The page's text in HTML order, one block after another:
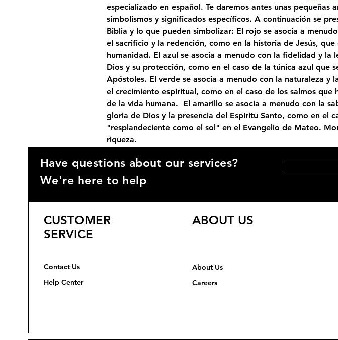
especializado en español. Te daremos antes unas
simbolismos y significados específicos. A continuación se
Biblia y lo que pueden simbolizar: El rojo se asocia a
el sacrificio y la redención, como en la historia de Jesús,
humanidad. El azul se asocia a menudo con la fidelidad y
Dios y su protección, como en el caso de la túnica azul que
Apóstoles. El verde se asocia a menudo con la naturaleza y
el crecimiento espiritual, como en el caso de los salmos
de la vida humana.  El amarillo se asocia a menudo con la
gloria de Dios y la presencia del Espíritu Santo, como en el
"resplandeciente como el sol" en el Evangelio de Mateo.
riqueza.
Have questions about our services?
We're here to help
CUSTOMER
SERVICE
Contact Us
Help Center
ABOUT US
About Us
Careers